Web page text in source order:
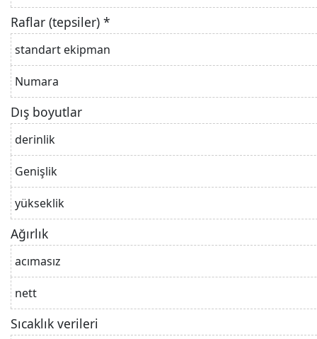
Raflar (tepsiler) *
standart ekipman
Numara
Dış boyutlar
derinlik
Genişlik
yükseklik
Ağırlık
acımasız
nett
Sıcaklık verileri